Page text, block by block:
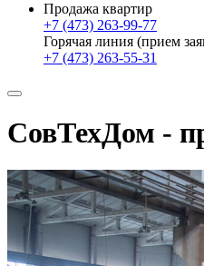
Продажа квартир
+7 (473) 263-99-77
Горячая линия (прием
+7 (473) 263-55-31
СовТехДом -